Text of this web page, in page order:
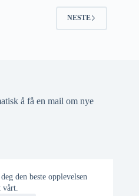
den beste opplevelsen
vårt.
NESTE
å få en mail om nye